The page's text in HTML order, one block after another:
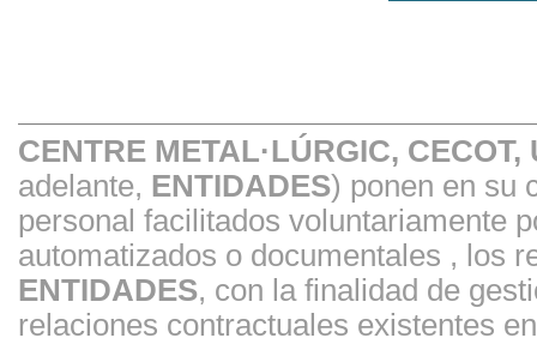
CENTRE METAL·LÚRGIC,
adelante, ENTIDADES) ponen en su
personal facilitados voluntariamente
automatizados o documentales , los
ENTIDADES, con la finalidad de
relaciones contractuales existentes